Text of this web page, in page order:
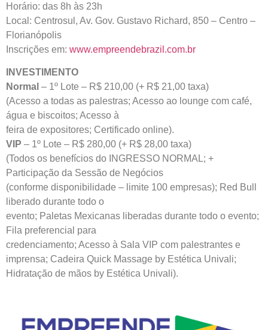
Horário: das 8h às 23h
Local: Centrosul, Av. Gov. Gustavo Richard, 850 – Centro –
Florianópolis
Inscrições em: www.empreendebrazil.com.br
INVESTIMENTO
Normal – 1º Lote – R$ 210,00 (+ R$ 21,00 taxa)
(Acesso a todas as palestras; Acesso ao lounge com café,
água e biscoitos; Acesso à
feira de expositores; Certificado online).
VIP – 1º Lote – R$ 280,00 (+ R$ 28,00 taxa)
(Todos os benefícios do INGRESSO NORMAL; +
Participação da Sessão de Negócios
(conforme disponibilidade – limite 100 empresas); Red Bull
liberado durante todo o
evento; Paletas Mexicanas liberadas durante todo o evento;
Fila preferencial para
credenciamento; Acesso à Sala VIP com palestrantes e
imprensa; Cadeira Quick Massage by Estética Univali;
Hidratação de mãos by Estética Univali).